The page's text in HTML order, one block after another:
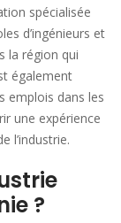
spécialisée
d’ingénieurs et
la région qui
également
emplois dans les
une expérience
l’industrie.
?